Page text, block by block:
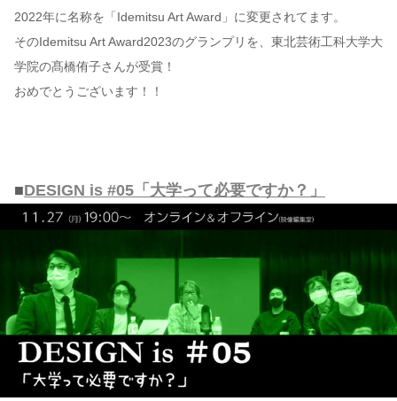
2022年に名称を「Idemitsu Art Award」に変更されてます。
そのIdemitsu Art Award2023のグランプリを、東北芸術⼯科⼤学⼤
学院の髙橋侑子さんが受賞！
おめでとうございます！！
■DESIGN is #05「大学って必要ですか？」